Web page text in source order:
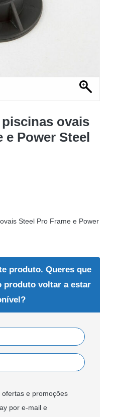
ovais
e Power Steel
Steel Pro Frame e Power
produto. Queres que
produto voltar a estar
e promoções
por e-mail e